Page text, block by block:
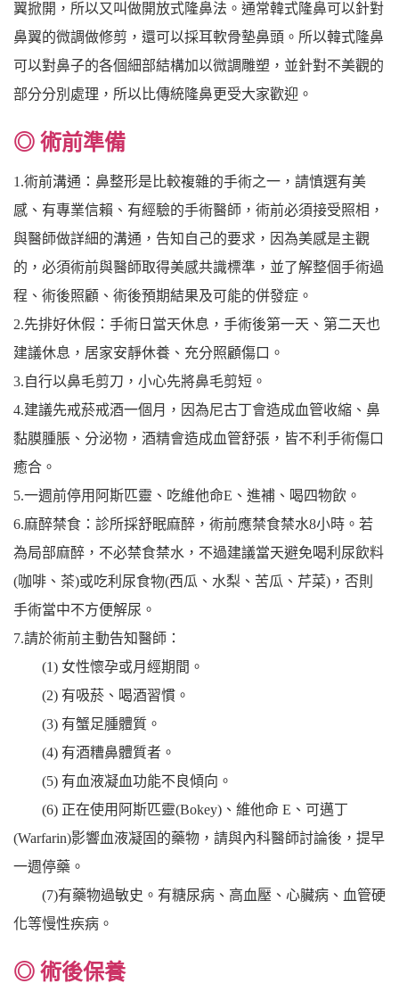
翼掀開，所以又叫做開放式隆鼻法。通常韓式隆鼻可以針對
鼻翼的微調做修剪，還可以採耳軟骨墊鼻頭。所以韓式隆鼻
可以對鼻子的各個細部結構加以微調雕塑，並針對不美觀的
部分分別處理，所以比傳統隆鼻更受大家歡迎。
◎ 術前準備
1.術前溝通：鼻整形是比較複雜的手術之一，請慎選有美
感、有專業信賴、有經驗的手術醫師，術前必須接受照相，
與醫師做詳細的溝通，告知自己的要求，因為美感是主觀
的，必須術前與醫師取得美感共識標準，並了解整個手術過
程、術後照顧、術後預期結果及可能的併發症。
2.先排好休假：手術日當天休息，手術後第一天、第二天也
建議休息，居家安靜休養、充分照顧傷口。
3.自行以鼻毛剪刀，小心先將鼻毛剪短。
4.建議先戒菸戒酒一個月，因為尼古丁會造成血管收縮、鼻
黏膜腫脹、分泌物，酒精會造成血管舒張，皆不利手術傷口
癒合。
5.一週前停用阿斯匹靈、吃維他命E、進補、喝四物飲。
6.麻醉禁食：診所採舒眠麻醉，術前應禁食禁水8小時。若
為局部麻醉，不必禁食禁水，不過建議當天避免喝利尿飲料
(咖啡、茶)或吃利尿食物(西瓜、水梨、苦瓜、芹菜)，否則
手術當中不方便解尿。
7.請於術前主動告知醫師：
(1) 女性懷孕或月經期間。
(2) 有吸菸、喝酒習慣。
(3) 有蟹足腫體質。
(4) 有酒糟鼻體質者。
(5) 有血液凝血功能不良傾向。
(6) 正在使用阿斯匹靈(Bokey)、維他命 E、可邁丁
(Warfarin)影響血液凝固的藥物，請與內科醫師討論後，提早
一週停藥。
(7)有藥物過敏史。有糖尿病、高血壓、心臟病、血管硬
化等慢性疾病。
◎ 術後保養